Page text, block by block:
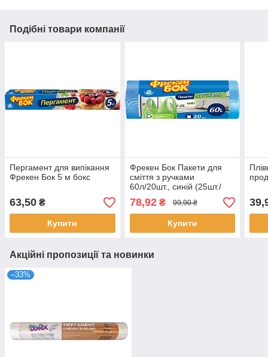
Подібні товари компанії
Пергамент для випiкання
Фрекен Бок 5 м бокс
63,50 ₴
Купити
Фрекен Бок Пакети для
сміття з ручками
60л/20шт., синій (25шт./
ящ)
78,92₴ 99,90 ₴
Купити
Акційні пропозиції та новинки
–33%